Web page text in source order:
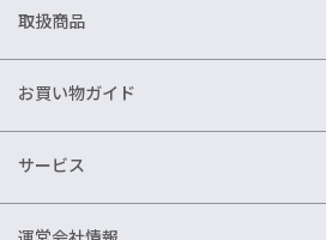
取扱商品
お買い物ガイド
サービス